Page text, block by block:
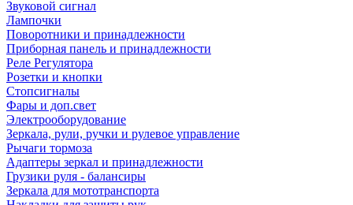
Звуковой сигнал
Лампочки
Поворотники и принадлежности
Приборная панель и принадлежности
Реле Регулятора
Розетки и кнопки
Стопсигналы
Фары и доп.свет
Электрооборудование
Зеркала, рули, ручки и рулевое управление
Рычаги тормоза
Адаптеры зеркал и принадлежности
Грузики руля - балансиры
Зеркала для мототранспорта